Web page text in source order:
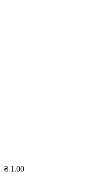
₴ 1.00